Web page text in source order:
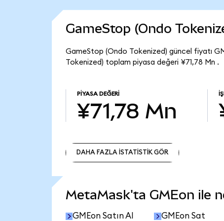
GameStop (Ondo
GameStop (Ondo Tokenized) güncel fiyatı
Tokenized) toplam piyasa değeri ¥71,78 Mn .
PIYASA DEĞERI
¥71,78 Mn
DAHA FAZLA İSTATİSTİK GÖR
MetaMask'ta GMEon ile
GMEon Satın Al GMEon Sat